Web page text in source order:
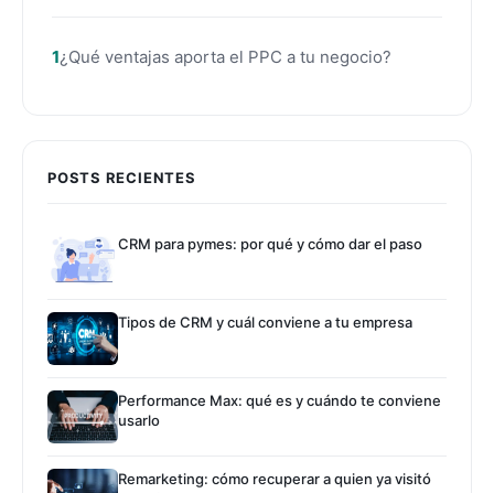
¿Qué ventajas aporta el PPC a tu negocio?
POSTS RECIENTES
CRM para pymes: por qué y cómo dar el paso
Tipos de CRM y cuál conviene a tu empresa
Performance Max: qué es y cuándo te conviene
usarlo
Remarketing: cómo recuperar a quien ya visitó